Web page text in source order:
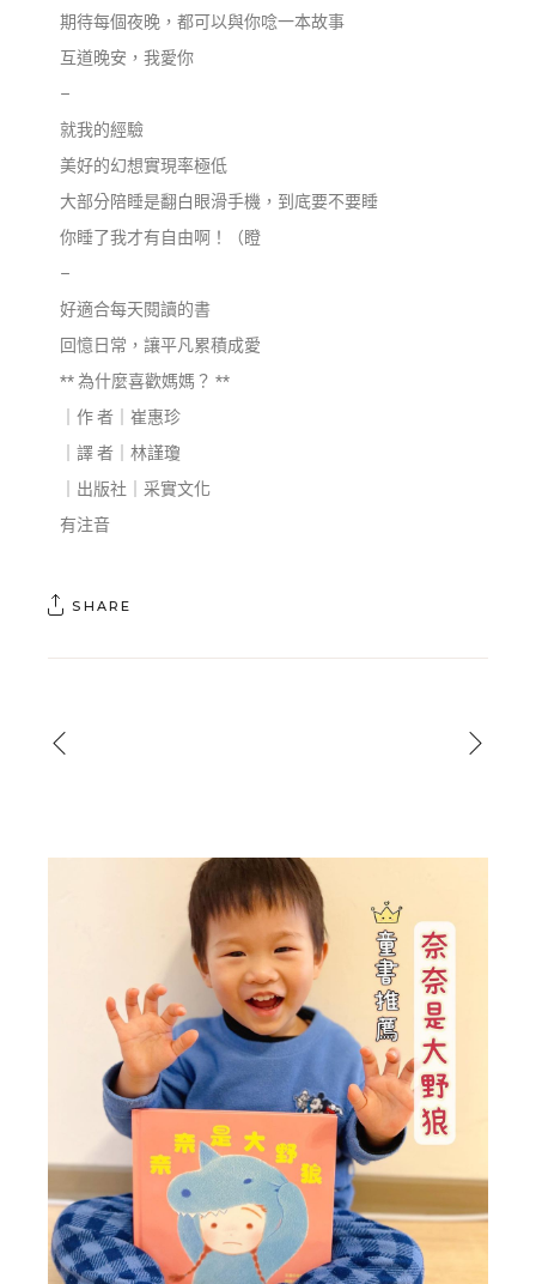
期待每個夜晚，都可以與你唸一本故事
互道晚安，我愛你
–
就我的經驗
美好的幻想實現率極低
大部分陪睡是翻白眼滑手機，到底要不要睡
你睡了我才有自由啊！（瞪
–
好適合每天閱讀的書
回憶日常，讓平凡累積成愛
** 為什麼喜歡媽媽？ **
｜作 者｜崔惠珍
｜譯 者｜林謹瓊
｜出版社｜采實文化
有注音
SHARE